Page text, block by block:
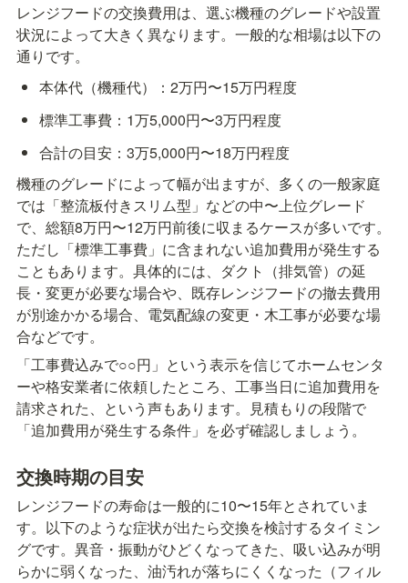
レンジフードの交換費用は、選ぶ機種のグレードや設置
状況によって大きく異なります。一般的な相場は以下の
通りです。
本体代（機種代）：2万円〜15万円程度
標準工事費：1万5,000円〜3万円程度
合計の目安：3万5,000円〜18万円程度
機種のグレードによって幅が出ますが、多くの一般家庭
では「整流板付きスリム型」などの中〜上位グレード
で、総額8万円〜12万円前後に収まるケースが多いです。
ただし「標準工事費」に含まれない追加費用が発生する
こともあります。具体的には、ダクト（排気管）の延
長・変更が必要な場合や、既存レンジフードの撤去費用
が別途かかる場合、電気配線の変更・木工事が必要な場
合などです。
「工事費込みで○○円」という表示を信じてホームセンタ
ーや格安業者に依頼したところ、工事当日に追加費用を
請求された、という声もあります。見積もりの段階で
「追加費用が発生する条件」を必ず確認しましょう。
交換時期の目安
レンジフードの寿命は一般的に10〜15年とされていま
す。以下のような症状が出たら交換を検討するタイミン
グです。異音・振動がひどくなってきた、吸い込みが明
らかに弱くなった、油汚れが落ちにくくなった（フィル